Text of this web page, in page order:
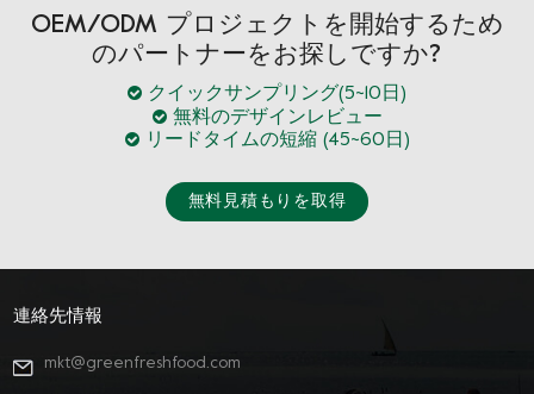
OEM/ODM プロジェクトを開始するため
のパートナーをお探しですか?
クイックサンプリング(5~10日)
無料のデザインレビュー
リードタイムの短縮 (45~60日)
無料見積もりを取得
連絡先情報
mkt@greenfreshfood.com